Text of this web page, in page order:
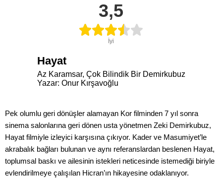
3,5
İyi
Hayat
Az Karamsar, Çok Bilindik Bir Demirkubuz
Yazar: Onur Kırşavoğlu
Pek olumlu geri dönüşler alamayan Kor filminden 7 yıl sonra
sinema salonlarına geri dönen usta yönetmen Zeki Demirkubuz,
Hayat filmiyle izleyici karşısına çıkıyor. Kader ve Masumiyet’le
akrabalık bağları bulunan ve aynı referanslardan beslenen Hayat,
toplumsal baskı ve ailesinin istekleri neticesinde istemediği biriyle
evlendirilmeye çalışılan Hicran’ın hikayesine odaklanıyor.